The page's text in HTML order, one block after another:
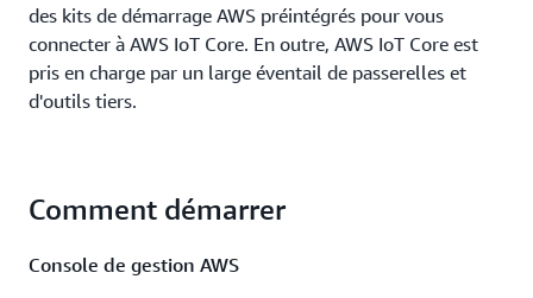
des kits de démarrage AWS préintégrés pour vous
connecter à AWS IoT Core. En outre, AWS IoT Core est
pris en charge par un large éventail de passerelles et
d'outils tiers.
Comment démarrer
Console de gestion AWS